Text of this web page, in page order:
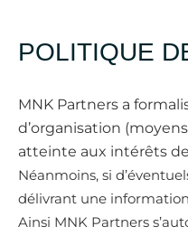
POLITIQUE
MNK Partners a
d’organisation
atteinte aux intérêts
Néanmoins, si
délivrant une
Ainsi MNK Partners